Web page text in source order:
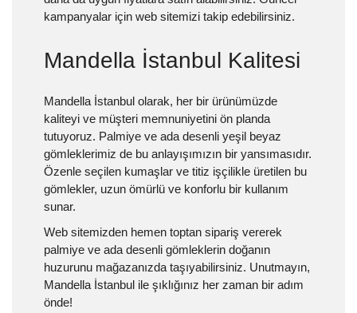
kampanyalar için web sitemizi takip edebilirsiniz.
Mandella İstanbul Kalitesi
Mandella İstanbul olarak, her bir ürünümüzde
kaliteyi ve müşteri memnuniyetini ön planda
tutuyoruz. Palmiye ve ada desenli yeşil beyaz
gömleklerimiz de bu anlayışımızın bir yansımasıdır.
Özenle seçilen kumaşlar ve titiz işçilikle üretilen bu
gömlekler, uzun ömürlü ve konforlu bir kullanım
sunar.
Web sitemizden hemen toptan sipariş vererek
palmiye ve ada desenli gömleklerin doğanın
huzurunu mağazanızda taşıyabilirsiniz. Unutmayın,
Mandella İstanbul ile şıklığınız her zaman bir adım
önde!